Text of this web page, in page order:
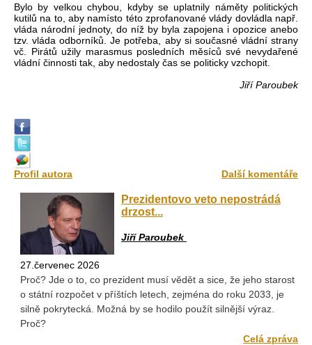
Bylo by velkou chybou, kdyby se uplatnily náměty politických
kutilů na to, aby namísto této zprofanované vlády dovládla např.
vláda národní jednoty, do níž by byla zapojena i opozice anebo
tzv. vláda odborníků. Je potřeba, aby si současné vládní strany
vč. Pirátů užily marasmus posledních měsíců své nevydařené
vládní činnosti tak, aby nedostaly čas se politicky vzchopit.
Jiří Paroubek
Profil autora Další komentáře
Prezidentovo veto nepostrádá
drzost...
Jiří Paroubek
27.červenec 2026
Proč? Jde o to, co prezident musí vědět a sice, že jeho starost
o státní rozpočet v příštích letech, zejména do roku 2033, je
silně pokrytecká. Možná by se hodilo použít silnější výraz.
Proč?
Celá zpráva